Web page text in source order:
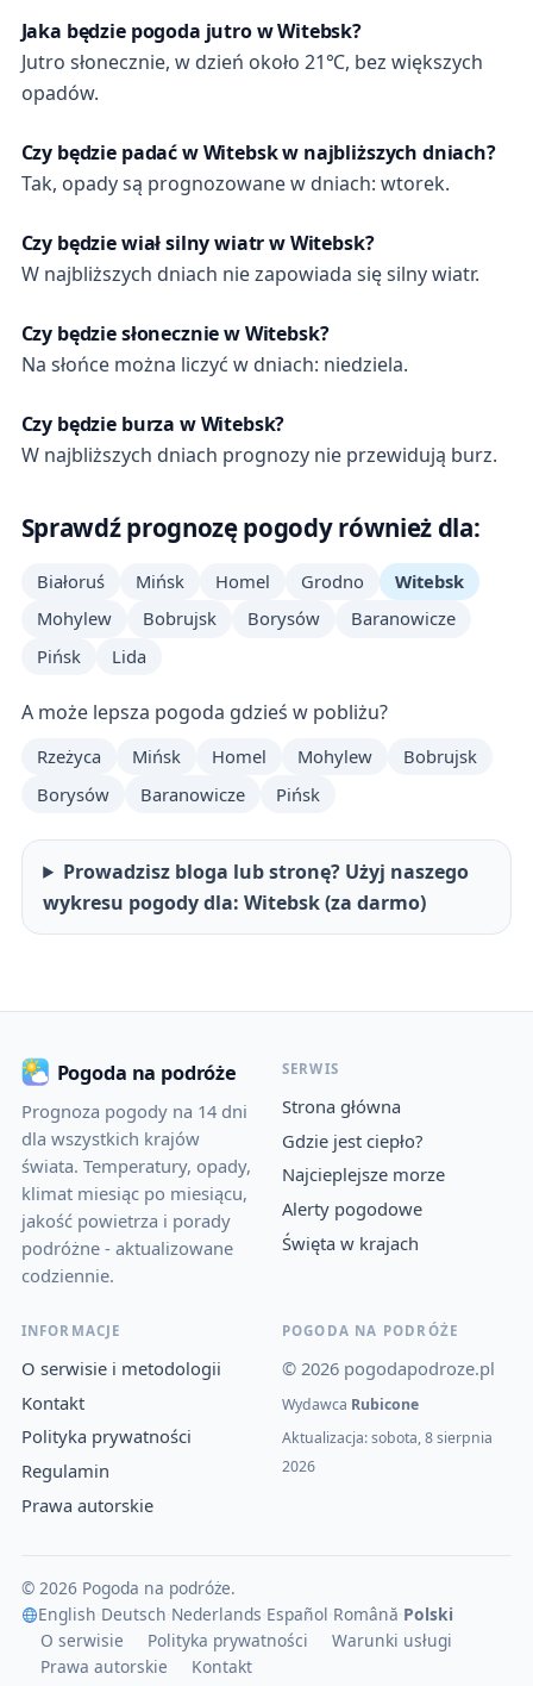
Jaka będzie pogoda jutro w Witebsk?
Jutro słonecznie, w dzień około 21℃, bez większych
opadów.
Czy będzie padać w Witebsk w najbliższych dniach?
Tak, opady są prognozowane w dniach: wtorek.
Czy będzie wiał silny wiatr w Witebsk?
W najbliższych dniach nie zapowiada się silny wiatr.
Czy będzie słonecznie w Witebsk?
Na słońce można liczyć w dniach: niedziela.
Czy będzie burza w Witebsk?
W najbliższych dniach prognozy nie przewidują burz.
Sprawdź prognozę pogody również dla:
Białoruś Mińsk Homel Grodno
Witebsk
Mohylew
Bobrujsk Borysów
Baranowicze
Pińsk
Lida
A może lepsza pogoda gdzieś w pobliżu?
Rzeżyca Mińsk Homel Mohylew
Bobrujsk
Borysów
Baranowicze Pińsk
Prowadzisz bloga lub stronę? Użyj naszego
wykresu pogody dla: Witebsk (za darmo)
Pogoda na podróże
Prognoza pogody na 14 dni
dla wszystkich krajów
świata. Temperatury, opady,
klimat miesiąc po miesiącu,
jakość powietrza i porady
podróżne - aktualizowane
codziennie.
SERWIS
Strona główna
Gdzie jest ciepło?
Najcieplejsze morze
Alerty pogodowe
Święta w krajach
INFORMACJE
O serwisie i metodologii
Kontakt
Polityka prywatności
Regulamin
Prawa autorskie
POGODA NA PODRÓŻE
© 2026 pogodapodroze.pl
Wydawca Rubicone
Aktualizacja: sobota, 8 sierpnia
2026
© 2026 Pogoda na podróże.
English Deutsch Nederlands Español Română Polski
O serwisie
Polityka prywatności
Warunki usługi
Prawa autorskie
Kontakt